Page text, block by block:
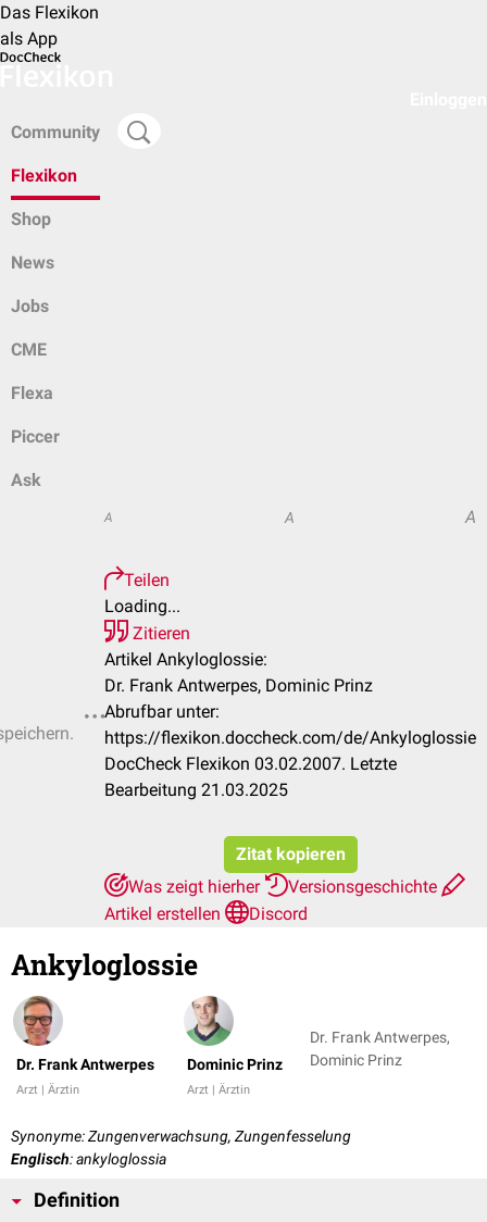
Das Flexikon
als App
Community
Flexikon
Shop
News
Jobs
CME
Flexa
Piccer
Ask
A A A
Teilen
Loading...
Zitieren
Artikel Ankyloglossie:
Dr. Frank Antwerpes, Dominic Prinz
Abrufbar unter:
https://flexikon.doccheck.com/de/Ankyloglossie
DocCheck Flexikon 03.02.2007. Letzte
Bearbeitung 21.03.2025
Zitat kopieren
Was zeigt hierher
Versionsgeschichte
Artikel erstellen
Discord
Ankyloglossie
Dr. Frank Antwerpes
Arzt | Ärztin
Dominic Prinz
Arzt | Ärztin
Dr. Frank Antwerpes,
Dominic Prinz
Synonyme: Zungenverwachsung, Zungenfesselung
Englisch: ankyloglossia
Definition